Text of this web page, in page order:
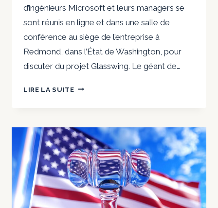
d’ingénieurs Microsoft et leurs managers se
sont réunis en ligne et dans une salle de
conférence au siège de l’entreprise à
Redmond, dans l’État de Washington, pour
discuter du projet Glasswing. Le géant de…
LIRE LA SUITELE
D’ANTHROPIC
PEUT
IDENTIFIER
PLUS
DE
BOGUES
LOGICIELS